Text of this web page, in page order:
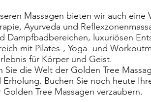
Massagen bieten wir auch eine
Ayurveda und
Dampfbadbereichen, luxuriösen
mit Pilates-, Yoga- und
für Körper und Geist.
Sie die Welt der Golden Tree
Erholung. Buchen Sie noch heute
Tree Massagen verzaubern.